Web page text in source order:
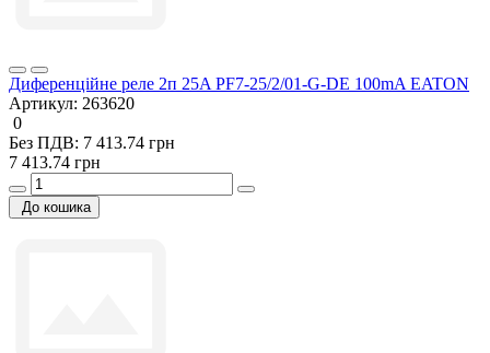
Диференційне реле 2п 25A PF7-25/2/01-G-DE 100mA EATON
Артикул: 263620
0
Без ПДВ: 7 413.74 грн
7 413.74 грн
До кошика